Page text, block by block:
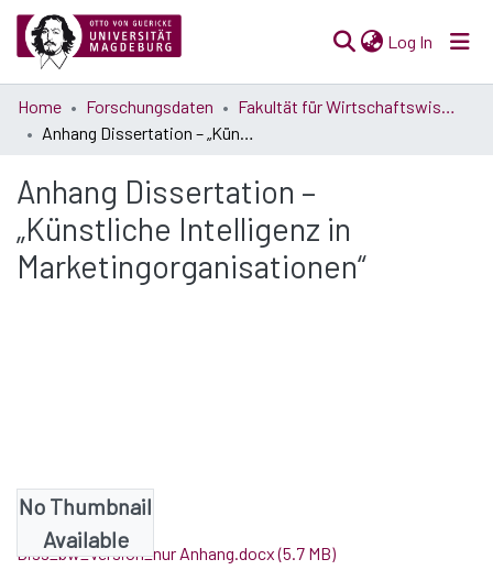
Log In (current)
Communities
& Collections
All of Open Science
Statistics
Home Forschungsdaten
Fakultät für Wirtschaftswissenschaft
Anhang Dissertation – „Künstliche Intelligenz in Marketingorganisationen“
Anhang Dissertation –
„Künstliche Intelligenz in
Marketingorganisationen“
No Thumbnail
Available
Files
Diss_bw_Version_nur Anhang.docx(5.7 MB)